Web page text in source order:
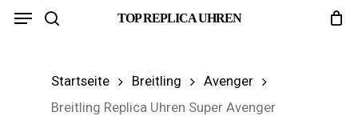
Skip
TOP REPLICA UHREN
Menu
Startseite Breitling
Avenger
Breitling Replica Uhren Super Avenger